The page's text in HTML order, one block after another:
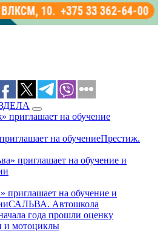
на обучениеПрестиж.
приглашает на обучение и
САЛЬВА. Автошкола